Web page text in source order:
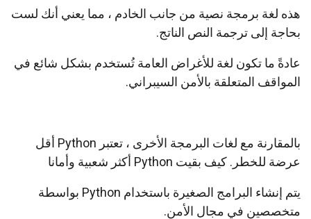
هذه لغة برمجة نصية من جانب الخادم ، مما يعني أنك لست
بحاجة إلى ترجمة النص الناتج.
عادةً ما تكون لغة للأغراض العامة تُستخدم بشكل شائع في
المواقف المتعلقة بالأمن السيبراني.
بالمقارنة مع لغات البرمجة الأخرى ، تعتبر Python أقل
عرضة للخطر. كيف بقيت Python أكثر شعبية وأمانا
يتم إنشاء البرامج الصغيرة باستخدام Python بواسطة
متخصصين في مجال الأمن.